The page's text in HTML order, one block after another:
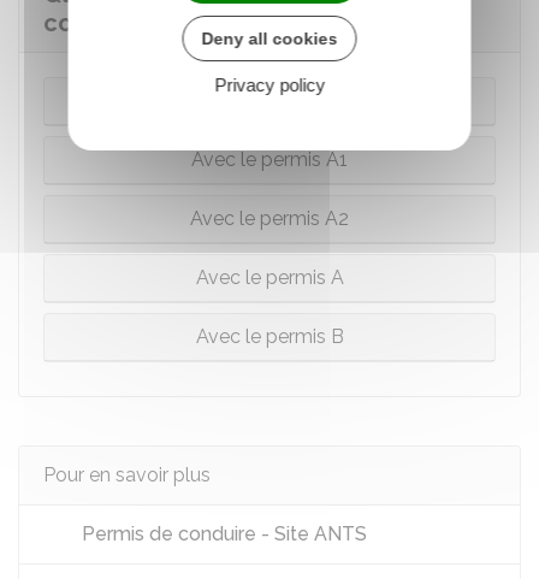
conduire à 21 ans ?
Avec le BSR (catégorie AM du permis)
Avec le permis A1
Avec le permis A2
Avec le permis A
Avec le permis B
Pour en savoir plus
Permis de conduire - Site ANTS
Deny all cookies
Privacy policy